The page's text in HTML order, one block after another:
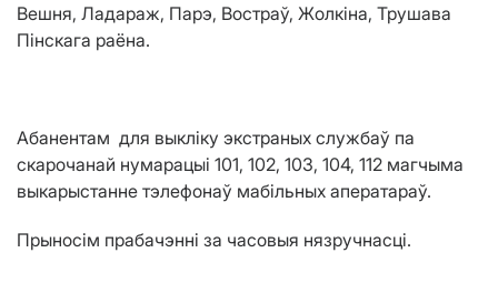
Вешня, Ладараж, Парэ, Востраў, Жолкiна, Трушава
Пінскага раёна.
Абанентам для выкліку экстраных службаў па
скарочанай нумарацыі 101, 102, 103, 104, 112 магчыма
выкарыстанне тэлефонаў мабільных аператараў.
Прыносім прабачэнні за часовыя нязручнасці.